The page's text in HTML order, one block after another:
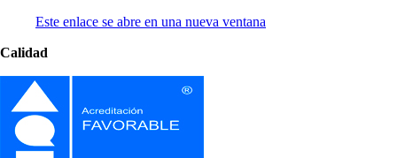
Este enlace se abre en una nueva ventana
Calidad